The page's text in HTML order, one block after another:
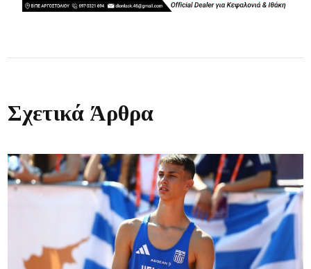
Σχετικά Άρθρα